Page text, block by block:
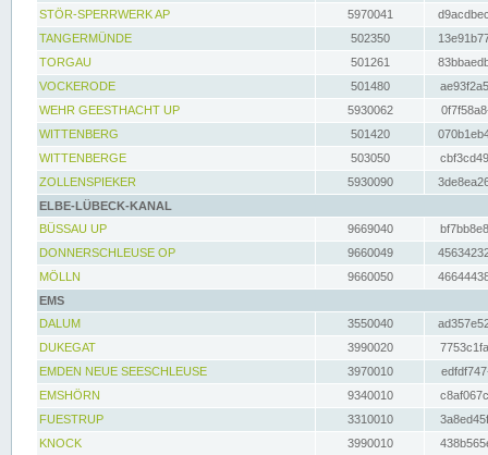
STÖR-SPERRWERK AP 5970041
TANGERMÜNDE
502350
TORGAU
501261
VOCKERODE
501480
WEHR GEESTHACHT UP
5930062
WITTENBERG
501420
WITTENBERGE
503050
ZOLLENSPIEKER
5930090
ELBE-LÜBECK-KANAL
BÜSSAU UP
9669040
DONNERSCHLEUSE OP
9660049
MÖLLN
9660050
EMS
DALUM
3550040
DUKEGAT
3990020
EMDEN NEUE SEESCHLEUSE
3970010
EMSHÖRN
9340010
FUESTRUP
3310010
KNOCK
3990010